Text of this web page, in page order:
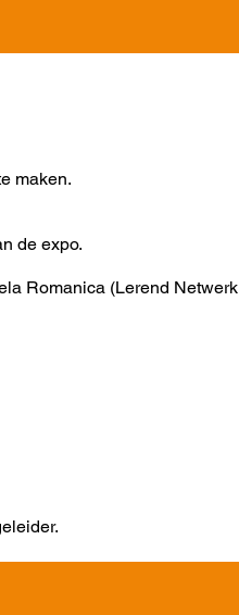
maken.
de expo.
Romanica (Lerend Netwerk